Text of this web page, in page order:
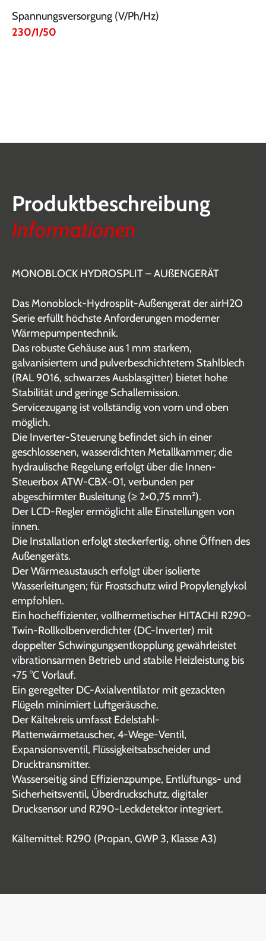
Spannungsversorgung (V/Ph/Hz)
230/1/50
Produktbeschreibung
Informationen
MONOBLOCK HYDROSPLIT – AUßENGERÄT
Das Monoblock-Hydrosplit-Außengerät der airH2O
Serie erfüllt höchste Anforderungen moderner
Wärmepumpentechnik.
Das robuste Gehäuse aus 1 mm starkem,
galvanisiertem und pulverbeschichtetem Stahlblech
(RAL 9016, schwarzes Ausblasgitter) bietet hohe
Stabilität und geringe Schallemission.
Servicezugang ist vollständig von vorn und oben
möglich.
Die Inverter-Steuerung befindet sich in einer
geschlossenen, wasserdichten Metallkammer; die
hydraulische Regelung erfolgt über die Innen-
Steuerbox ATW-CBX-01, verbunden per
abgeschirmter Busleitung (≥ 2×0,75 mm²).
Der LCD-Regler ermöglicht alle Einstellungen von
innen.
Die Installation erfolgt steckerfertig, ohne Öffnen des
Außengeräts.
Der Wärmeaustausch erfolgt über isolierte
Wasserleitungen; für Frostschutz wird Propylenglykol
empfohlen.
Ein hocheffizienter, vollhermetischer HITACHI R290-
Twin-Rollkolbenverdichter (DC-Inverter) mit
doppelter Schwingungsentkopplung gewährleistet
vibrationsarmen Betrieb und stabile Heizleistung bis
+75 °C Vorlauf.
Ein geregelter DC-Axialventilator mit gezackten
Flügeln minimiert Luftgeräusche.
Der Kältekreis umfasst Edelstahl-
Plattenwärmetauscher, 4-Wege-Ventil,
Expansionsventil, Flüssigkeitsabscheider und
Drucktransmitter.
Wasserseitig sind Effizienzpumpe, Entlüftungs- und
Sicherheitsventil, Überdruckschutz, digitaler
Drucksensor und R290-Leckdetektor integriert.
Kältemittel: R290 (Propan, GWP 3, Klasse A3)